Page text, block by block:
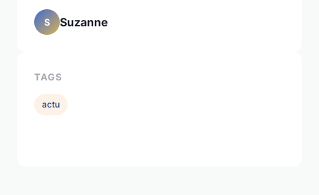
S Suzanne
TAGS
actu